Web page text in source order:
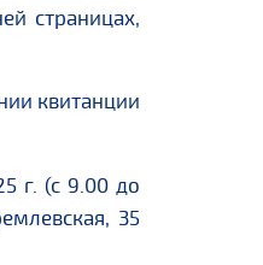
страницах,
квитанции
г. (с 9.00 до
35